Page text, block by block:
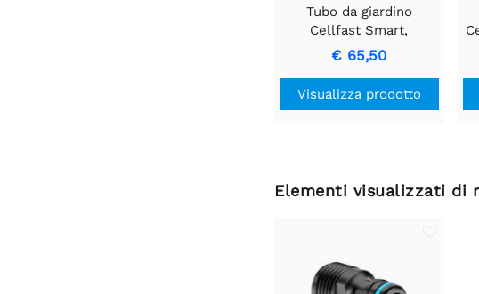
Tubo da giardino
Cellfast Smart,
diametro 1/2", lunghezza
50m
€ 65,50
Visualizza prodotto
Elementi visualizzati di